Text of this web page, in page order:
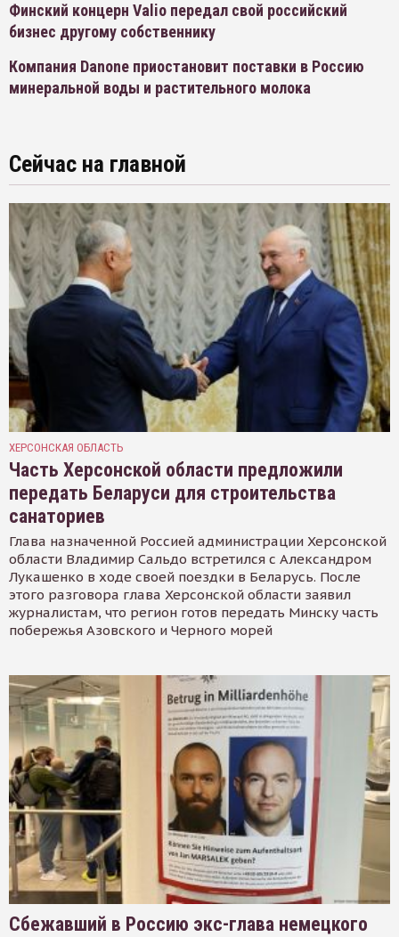
Финский концерн Valio передал свой российский
бизнес другому собственнику
Компания Danone приостановит поставки в Россию
минеральной воды и растительного молока
Сейчас на главной
ХЕРСОНСКАЯ ОБЛАСТЬ
Часть Херсонской области предложили
передать Беларуси для строительства
санаториев
Глава назначенной Россией администрации Херсонской
области Владимир Сальдо встретился с Александром
Лукашенко в ходе своей поездки в Беларусь. После
этого разговора глава Херсонской области заявил
журналистам, что регион готов передать Минску часть
побережья Азовского и Черного морей
Сбежавший в Россию экс-глава немецкого